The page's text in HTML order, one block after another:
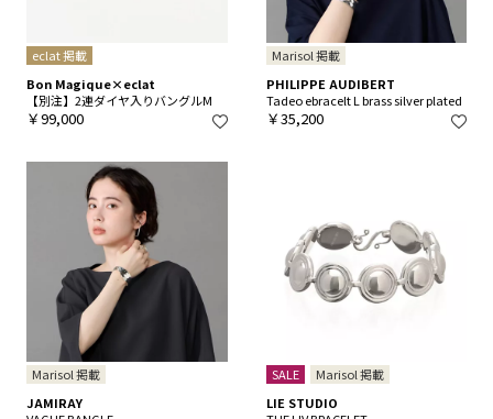
eclat 掲載
Bon Magique×eclat
【別注】2連ダイヤ入りバングルM
￥99,000
Marisol 掲載
PHILIPPE AUDIBERT
Tadeo ebracelt L brass silver plated
￥35,200
Marisol 掲載
JAMIRAY
SALE
Marisol 掲載
LIE STUDIO